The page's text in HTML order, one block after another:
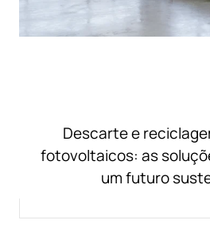
Descarte e
fotovoltaicos: as
um futuro